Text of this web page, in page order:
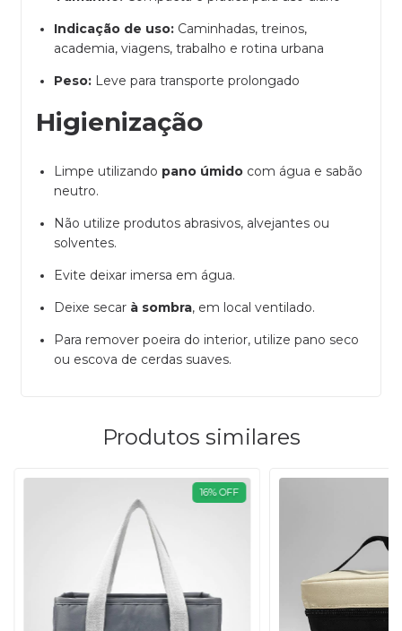
Indicação de uso: Caminhadas, treinos,
academia, viagens, trabalho e rotina urbana
Peso: Leve para transporte prolongado
Higienização
Limpe utilizando pano úmido com água e sabão
neutro.
Não utilize produtos abrasivos, alvejantes ou
solventes.
Evite deixar imersa em água.
Deixe secar à sombra, em local ventilado.
Para remover poeira do interior, utilize pano seco
ou escova de cerdas suaves.
Produtos similares
16%OFF